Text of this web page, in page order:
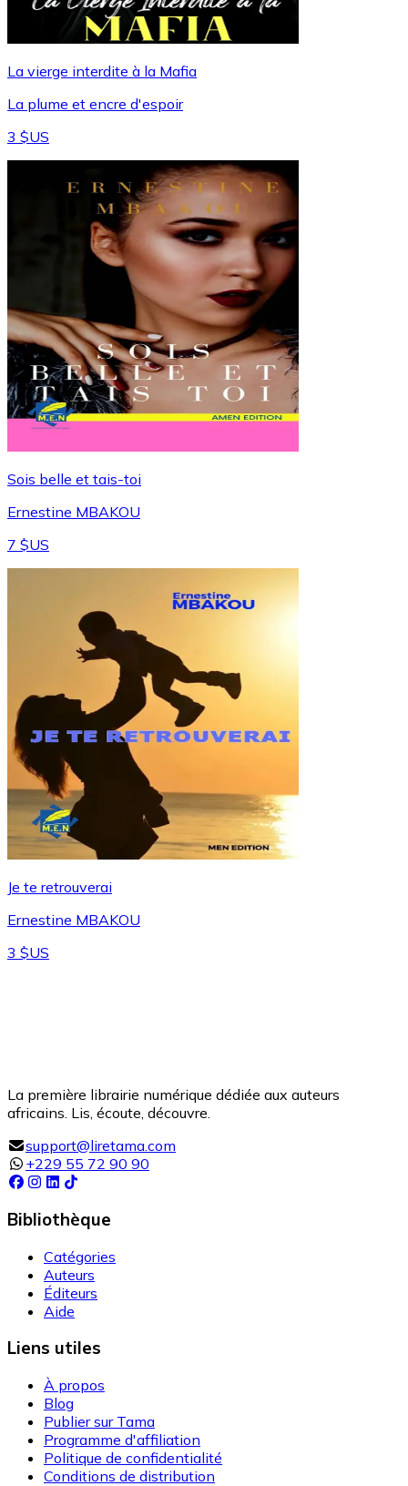
La vierge interdite à la Mafia
La plume et encre d'espoir
3 $US
Sois belle et tais-toi
Ernestine MBAKOU
7 $US
Je te retrouverai
Ernestine MBAKOU
3 $US
La première librairie numérique dédiée aux auteurs
africains. Lis, écoute, découvre.
support@liretama.com
+229 55 72 90 90
Bibliothèque
Catégories
Auteurs
Éditeurs
Aide
Liens utiles
À propos
Blog
Publier sur Tama
Programme d'affiliation
Politique de confidentialité
Conditions de distribution